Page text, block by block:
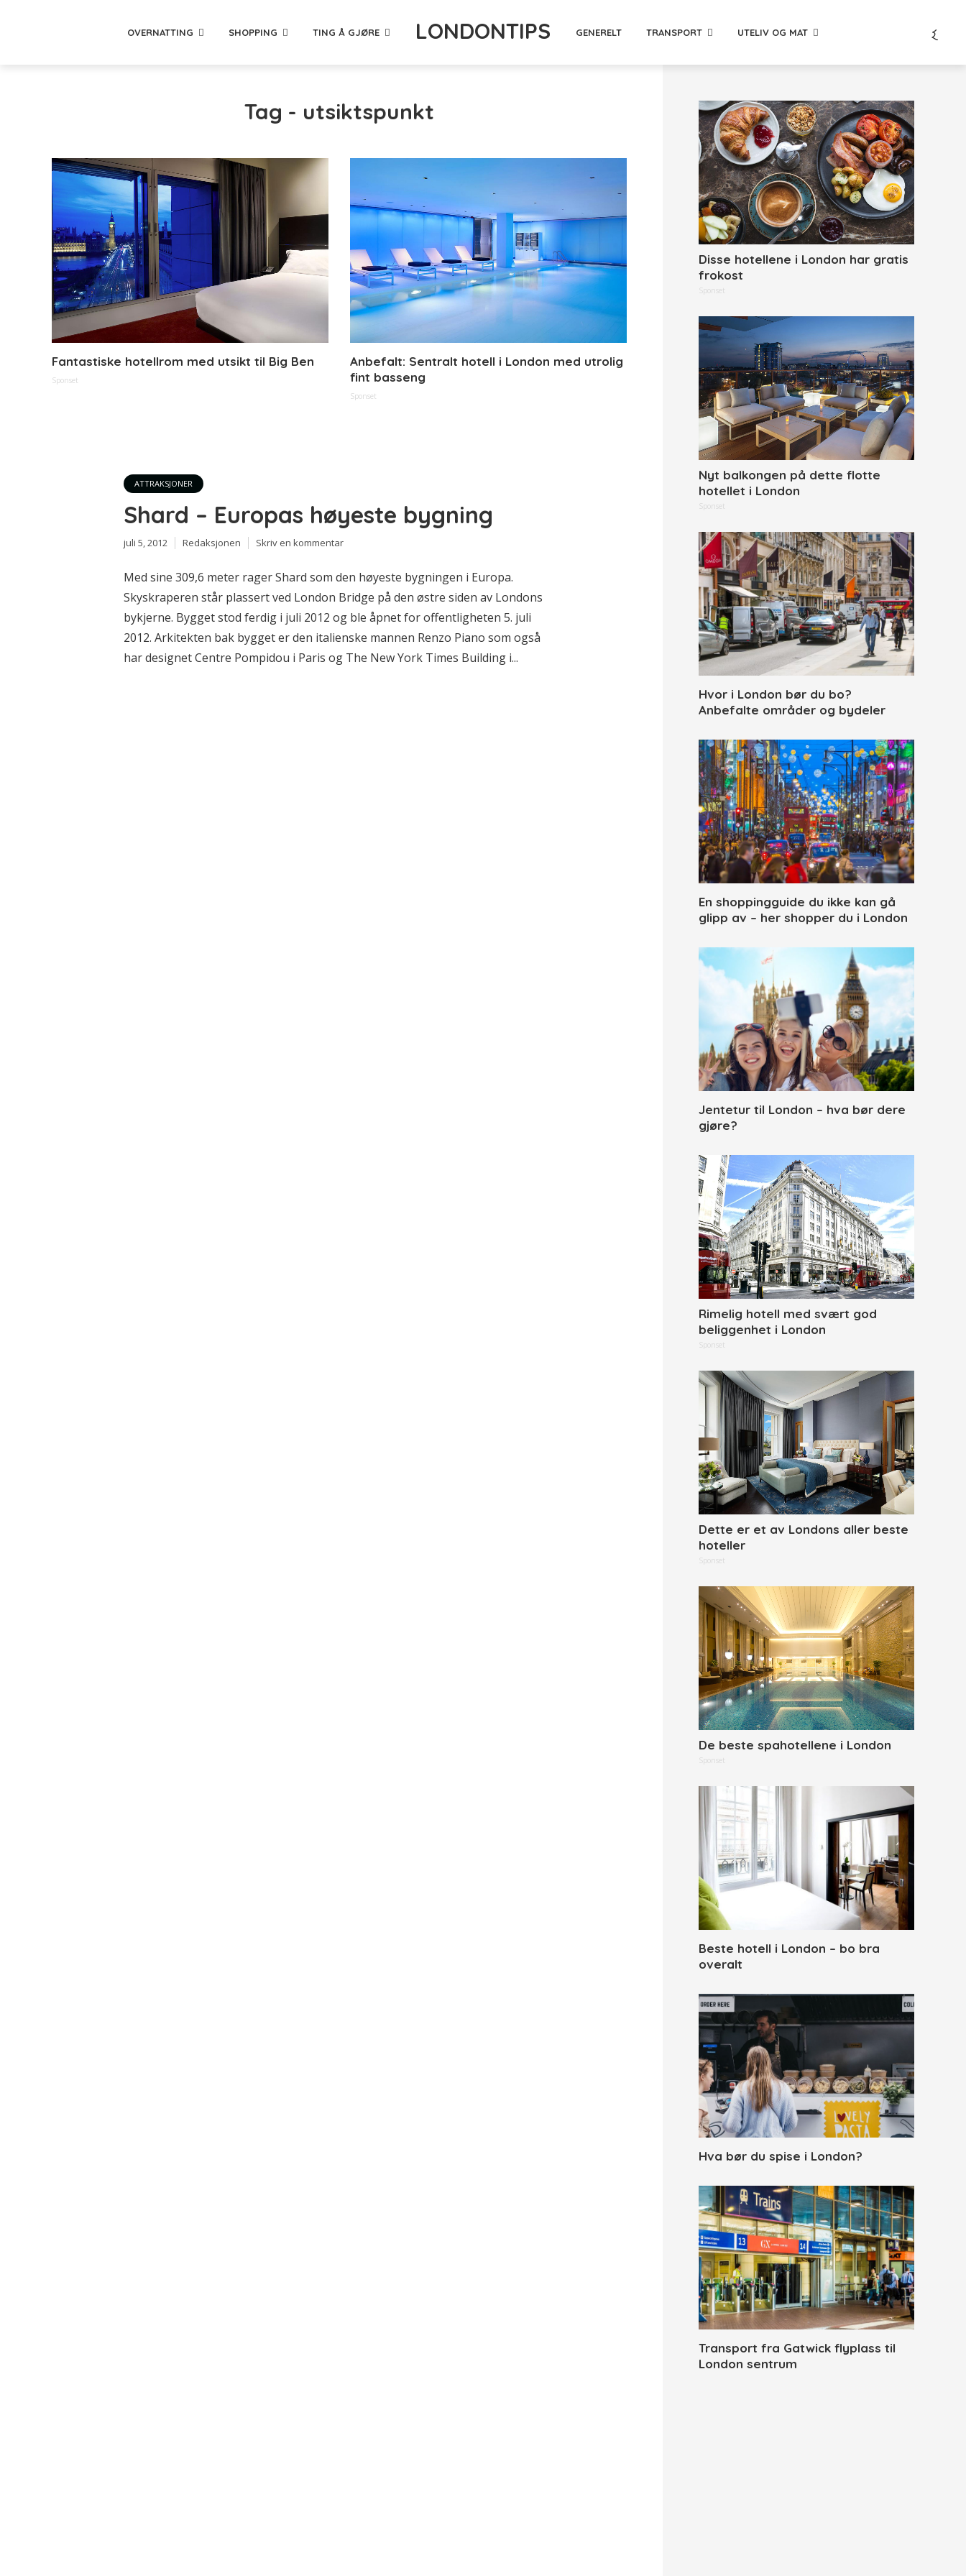
OVERNATTING SHOPPING TING Å GJØRE LONDONTIPS GENERELT TRANSPORT UTELIV OG MAT
Tag - utsiktspunkt
Fantastiske hotellrom med utsikt til Big Ben
Sponset
Anbefalt: Sentralt hotell i London med utrolig
fint basseng
Sponset
ATTRAKSJONER
Shard – Europas høyeste bygning
juli 5, 2012 Redaksjonen Skriv en kommentar
Med sine 309,6 meter rager Shard som den høyeste bygningen i Europa.
Skyskraperen står plassert ved London Bridge på den østre siden av Londons
bykjerne. Bygget stod ferdig i juli 2012 og ble åpnet for offentligheten 5. juli
2012. Arkitekten bak bygget er den italienske mannen Renzo Piano som også
har designet Centre Pompidou i Paris og The New York Times Building i...
Disse hotellene i London har gratis
frokost
Sponset
Nyt balkongen på dette flotte
hotellet i London
Sponset
Hvor i London bør du bo?
Anbefalte områder og bydeler
En shoppingguide du ikke kan gå
glipp av – her shopper du i London
Jentetur til London – hva bør dere
gjøre?
Rimelig hotell med svært god
beliggenhet i London
Sponset
Dette er et av Londons aller beste
hoteller
Sponset
De beste spahotellene i London
Sponset
Beste hotell i London – bo bra
overalt
Hva bør du spise i London?
Transport fra Gatwick flyplass til
London sentrum